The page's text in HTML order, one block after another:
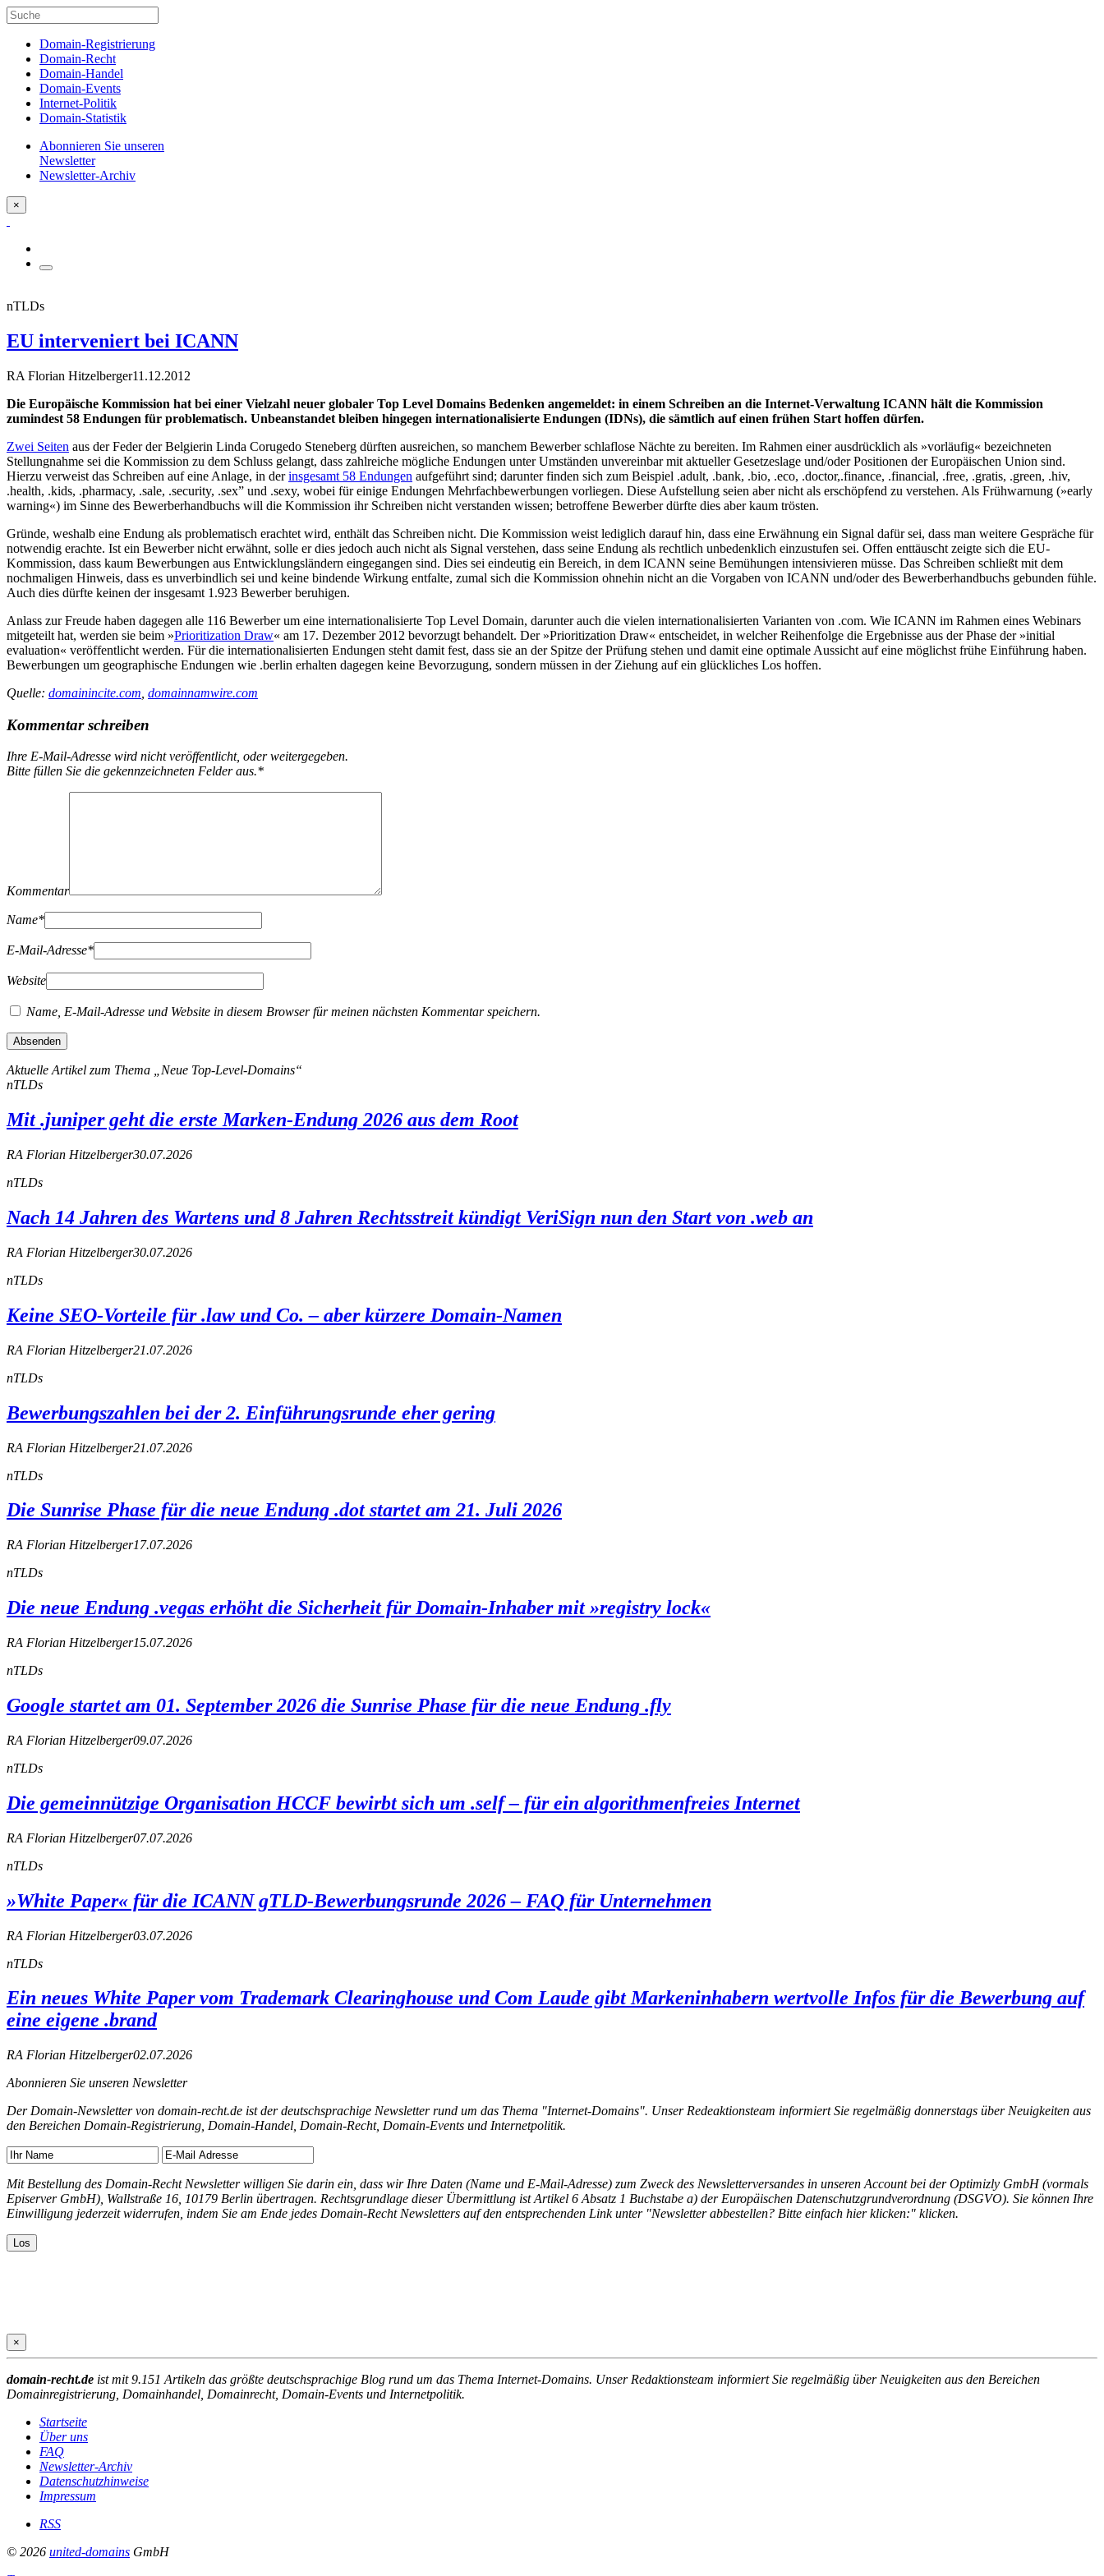
Domain-Registrierung
Domain-Recht
Domain-Handel
Domain-Events
Internet-Politik
Domain-Statistik
Abonnieren Sie unseren
Newsletter
Newsletter-Archiv
×
nTLDs
EU interveniert bei ICANN
RA Florian Hitzelberger11.12.2012
Die Europäische Kommission hat bei einer Vielzahl neuer globaler Top Level Domains Bedenken angemeldet: in einem Schreiben an die Internet-Verwaltung ICANN hält die Kommission
zumindest 58 Endungen für problematisch. Unbeanstandet bleiben hingegen internationalisierte Endungen (IDNs), die sämtlich auf einen frühen Start hoffen dürfen.
Zwei Seiten aus der Feder der Belgierin Linda Corugedo Steneberg dürften ausreichen, so manchem Bewerber schlaflose Nächte zu bereiten. Im Rahmen einer ausdrücklich als »vorläufig« bezeichneten
Stellungnahme sei die Kommission zu dem Schluss gelangt, dass zahlreiche mögliche Endungen unter Umständen unvereinbar mit aktueller Gesetzeslage und/oder Positionen der Europäischen Union sind.
Hierzu verweist das Schreiben auf eine Anlage, in derinsgesamt 58 Endungen aufgeführt sind; darunter finden sich zum Beispiel .adult, .bank, .bio, .eco, .doctor,.finance, .financial, .free, .gratis, .green, .hiv,
.health, .kids, .pharmacy, .sale, .security, .sex” und .sexy, wobei für einige Endungen Mehrfachbewerbungen vorliegen. Diese Aufstellung seien aber nicht als erschöpfend zu verstehen. Als Frühwarnung (»early
warning«) im Sinne des Bewerberhandbuchs will die Kommission ihr Schreiben nicht verstanden wissen; betroffene Bewerber dürfte dies aber kaum trösten.
Gründe, weshalb eine Endung als problematisch erachtet wird, enthält das Schreiben nicht. Die Kommission weist lediglich darauf hin, dass eine Erwähnung ein Signal dafür sei, dass man weitere Gespräche für
notwendig erachte. Ist ein Bewerber nicht erwähnt, solle er dies jedoch auch nicht als Signal verstehen, dass seine Endung als rechtlich unbedenklich einzustufen sei. Offen enttäuscht zeigte sich die EU-
Kommission, dass kaum Bewerbungen aus Entwicklungsländern eingegangen sind. Dies sei eindeutig ein Bereich, in dem ICANN seine Bemühungen intensivieren müsse. Das Schreiben schließt mit dem
nochmaligen Hinweis, dass es unverbindlich sei und keine bindende Wirkung entfalte, zumal sich die Kommission ohnehin nicht an die Vorgaben von ICANN und/oder des Bewerberhandbuchs gebunden fühle.
Auch dies dürfte keinen der insgesamt 1.923 Bewerber beruhigen.
Anlass zur Freude haben dagegen alle 116 Bewerber um eine internationalisierte Top Level Domain, darunter auch die vielen internationalisierten Varianten von .com. Wie ICANN im Rahmen eines Webinars
mitgeteilt hat, werden sie beim »Prioritization Draw« am 17. Dezember 2012 bevorzugt behandelt. Der »Prioritization Draw« entscheidet, in welcher Reihenfolge die Ergebnisse aus der Phase der »initial
evaluation« veröffentlicht werden. Für die internationalisierten Endungen steht damit fest, dass sie an der Spitze der Prüfung stehen und damit eine optimale Aussicht auf eine möglichst frühe Einführung haben.
Bewerbungen um geographische Endungen wie .berlin erhalten dagegen keine Bevorzugung, sondern müssen in der Ziehung auf ein glückliches Los hoffen.
Quelle: domainincite.com domainnamwire.com
Kommentar schreiben
Ihre E-Mail-Adresse wird nicht veröffentlicht, oder weitergegeben.
Bitte füllen Sie die gekennzeichneten Felder aus.*
Kommentar
Name*
E-Mail-Adresse*
Website
Name, E-Mail-Adresse und Website in diesem Browser für meinen nächsten Kommentar speichern.
Aktuelle Artikel zum Thema „Neue Top-Level-Domains“
nTLDs
Mit .juniper geht die erste Marken-Endung 2026 aus dem Root
RA Florian Hitzelberger30.07.2026
nTLDs
Nach 14 Jahren des Wartens und 8 Jahren Rechtsstreit kündigt VeriSign nun den Start von .web an
RA Florian Hitzelberger30.07.2026
nTLDs
Keine SEO-Vorteile für .law und Co. – aber kürzere Domain-Namen
RA Florian Hitzelberger21.07.2026
nTLDs
Bewerbungszahlen bei der 2. Einführungsrunde eher gering
RA Florian Hitzelberger21.07.2026
nTLDs
Die Sunrise Phase für die neue Endung .dot startet am 21. Juli 2026
RA Florian Hitzelberger17.07.2026
nTLDs
Die neue Endung .vegas erhöht die Sicherheit für Domain-Inhaber mit »registry lock«
RA Florian Hitzelberger15.07.2026
nTLDs
Google startet am 01. September 2026 die Sunrise Phase für die neue Endung .fly
RA Florian Hitzelberger09.07.2026
nTLDs
Die gemeinnützige Organisation HCCF bewirbt sich um .self – für ein algorithmenfreies Internet
RA Florian Hitzelberger07.07.2026
nTLDs
»White Paper« für die ICANN gTLD-Bewerbungsrunde 2026 – FAQ für Unternehmen
RA Florian Hitzelberger03.07.2026
nTLDs
Ein neues White Paper vom Trademark Clearinghouse und Com Laude gibt Markeninhabern wertvolle Infos für die Bewerbung auf
eine eigene .brand
RA Florian Hitzelberger02.07.2026
Abonnieren Sie unseren Newsletter
Der Domain-Newsletter von domain-recht.de ist der deutschsprachige Newsletter rund um das Thema "Internet-Domains". Unser Redeaktionsteam informiert Sie regelmäßig donnerstags über Neuigkeiten aus
den Bereichen Domain-Registrierung, Domain-Handel, Domain-Recht, Domain-Events und Internetpolitik.
Mit Bestellung des Domain-Recht Newsletter willigen Sie darin ein, dass wir Ihre Daten (Name und E-Mail-Adresse) zum Zweck des Newsletterversandes in unseren Account bei der Optimizly GmbH (vormals
Episerver GmbH), Wallstraße 16, 10179 Berlin übertragen. Rechtsgrundlage dieser Übermittlung ist Artikel 6 Absatz 1 Buchstabe a) der Europäischen Datenschutzgrundverordnung (DSGVO). Sie können Ihre
Einwilligung jederzeit widerrufen, indem Sie am Ende jedes Domain-Recht Newsletters auf den entsprechenden Link unter "Newsletter abbestellen? Bitte einfach hier klicken:" klicken.
×
domain-recht.de ist mit 9.151 Artikeln das größte deutschsprachige Blog rund um das Thema Internet-Domains. Unser Redaktionsteam informiert Sie regelmäßig über Neuigkeiten aus den Bereichen
Domainregistrierung, Domainhandel, Domainrecht, Domain-Events und Internetpolitik.
Startseite
Über uns
FAQ
Newsletter-Archiv
Datenschutzhinweise
Impressum
RSS
© 2026 united-domains GmbH